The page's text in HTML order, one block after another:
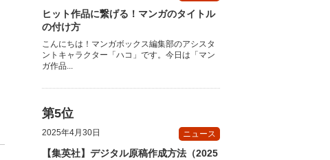
ヒット作品に繋げる！マンガのタイトル
の付け方
こんにちは！マンガボックス編集部のアシスタ
ントキャラクター「ハコ」です。今日は「マン
ガ作品...
2025年4月30日 ニュース
【集英社】デジタル原稿作成方法（2025